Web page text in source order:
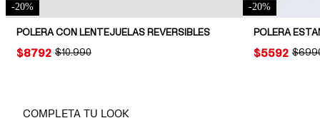
-20%
POLERA CON LENTEJUELAS REVERSIBLES
ORIGINAL PRICE:
$10.990
PRICE:
$8792
-20%
POLERA
PRICE:
$5592
COMPLETA TU LOOK